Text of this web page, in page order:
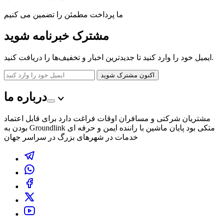
ما پرداخت مطمئن را تضمین می کنیم
مشترک خبرنامه شوید
ایمیل خود را وارد کنید تا جدیدترین اخبار و تخفیف‌ها را دریافت کنید.
اکنون مشترک شوید
درباره ما
مشتریان شرکتی و مسافران اوقات فراغت دارد برای قابل اعتماد
بودن به Groundlink متکی بود پایان ماشین با راننده ایمن و حرفه ای
خدمات در شهرهای بزرگ در سراسر جهان